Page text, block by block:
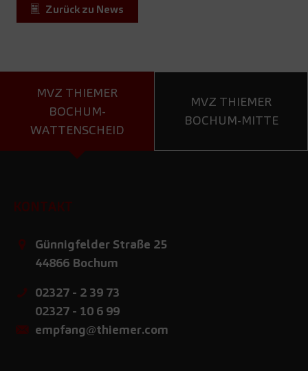
Zurück zu News
MVZ THIEMER
BOCHUM-
WATTENSCHEID
MVZ THIEMER
BOCHUM-MITTE
KONTAKT
Günnigfelder Straße 25
44866 Bochum
02327 - 2 39 73
02327 - 10 6 99
empfang@thiemer.com